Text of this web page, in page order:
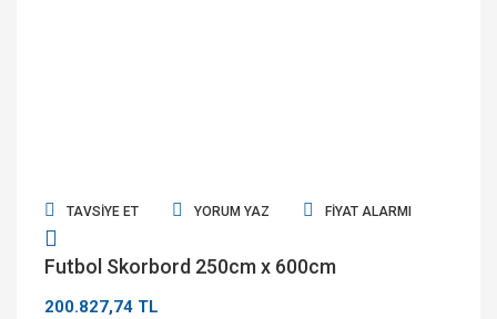
TAVSIYE ET YORUM YAZ FIYAT ALARMI
Futbol Skorbord 250cm x 600cm
200.827,74 TL